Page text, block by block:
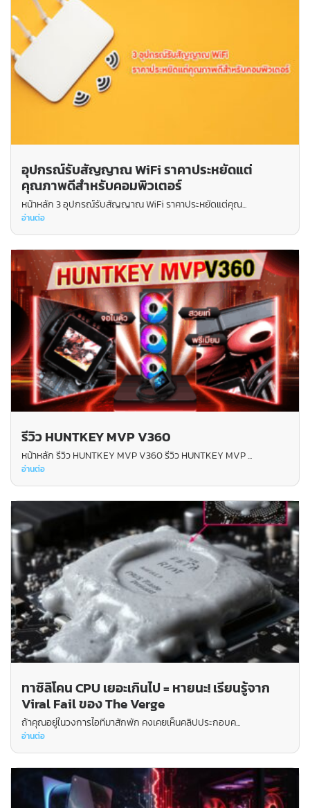
อุปกรณ์รับสัญญาณ WiFi ราคาประหยัดแต่
คุณภาพดีสำหรับคอมพิวเตอร์
หน้าหลัก 3 อุปกรณ์รับสัญญาณ WiFi ราคาประหยัดแต่คุณ...
อ่านต่อ
รีวิว HUNTKEY MVP V360
หน้าหลัก รีวิว HUNTKEY MVP V360 รีวิว HUNTKEY MVP ...
อ่านต่อ
ทาซิลิโคน CPU เยอะเกินไป = หายนะ! เรียนรู้จาก
Viral Fail ของ The Verge
ถ้าคุณอยู่ในวงการไอทีมาสักพัก คงเคยเห็นคลิปประกอบค...
อ่านต่อ